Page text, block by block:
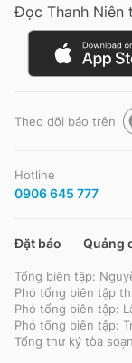
Đọc Thanh Niên
Theo dõi báo trên
Hotline
0906 645 777
Đặt báo Quảng
Tổng biên tập:
Phó tổng biên tập
Phó tổng biên tập:
Phó tổng biên tập:
Tổng thư ký tòa